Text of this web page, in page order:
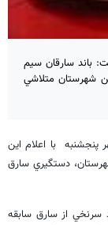
باند سارقان سيم
شهرستان متلاشي
با اعلام اين
دستگيري سارق
سرنخي از سارق سابقه